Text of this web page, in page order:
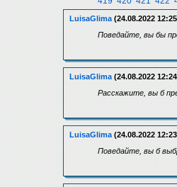
LuisaGlima (24.08.2022
Поведайте, вы бы
LuisaGlima (24.08.2022
Расскажите, вы б
LuisaGlima (24.08.2022
Поведайте, вы б